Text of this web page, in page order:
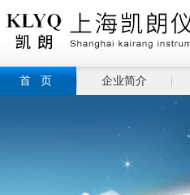
首 页 企业简介